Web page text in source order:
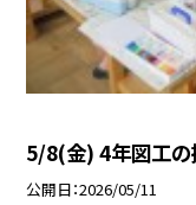
5/8(金) 4年図工の
公開日 2026/05/11